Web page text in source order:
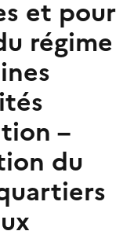
et pour
régime
–
du